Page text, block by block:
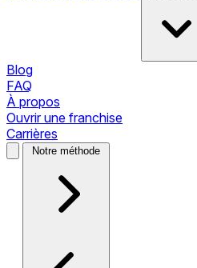
Blog
FAQ
À propos
Ouvrir une franchise
Carrières
Notre méthode